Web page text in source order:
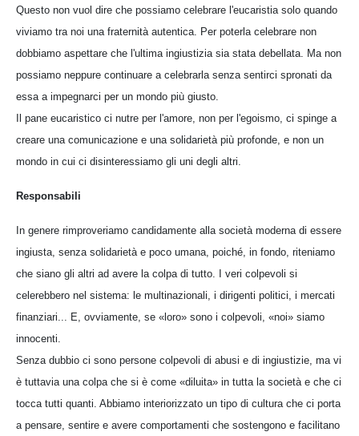
Questo non vuol dire che possiamo celebrare l'eucaristia solo quando
viviamo tra noi una fraternità autentica. Per poterla celebrare non
dobbiamo aspettare che l'ultima ingiustizia sia stata debellata. Ma non
possiamo neppure continuare a celebrarla senza sentirci spronati da
essa a impegnarci per un mondo più giusto.
Il pane eucaristico ci nutre per l'amore, non per l'egoismo, ci spinge a
creare una comunicazione e una solidarietà più profonde, e non un
mondo in cui ci disinteressiamo gli uni degli altri.
Responsabili
In genere rimproveriamo candidamente alla società moderna di essere
ingiusta, senza solidarietà e poco umana, poiché, in fondo, riteniamo
che siano gli altri ad avere la colpa di tutto. I veri colpevoli si
celerebbero nel sistema: le multinazionali, i dirigenti politici, i mercati
finanziari... E, ovviamente, se «loro» sono i colpevoli, «noi» siamo
innocenti.
Senza dubbio ci sono persone colpevoli di abusi e di ingiustizie, ma vi
è tuttavia una colpa che si è come «diluita» in tutta la società e che ci
tocca tutti quanti. Abbiamo interiorizzato un tipo di cultura che ci porta
a pensare, sentire e avere comportamenti che sostengono e facilitano